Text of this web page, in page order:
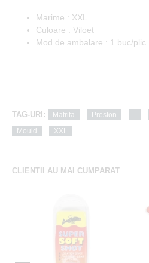
Marime : XXL
Culoare : Viloet
Mod de ambalare : 1 buc/plic
TAG-URI: Matrita Preston -
Mould
XXL
CLIENTII AU MAI CUMPARAT